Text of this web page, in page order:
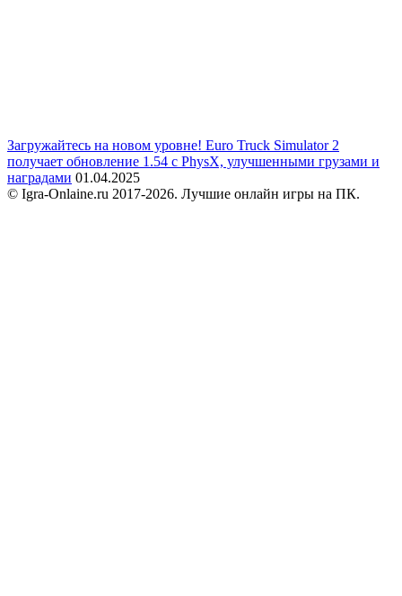
Загружайтесь на новом уровне! Euro Truck Simulator 2
получает обновление 1.54 с PhysX, улучшенными грузами и
наградами 01.04.2025
© Igra-Onlaine.ru 2017-2026. Лучшие онлайн игры на ПК.